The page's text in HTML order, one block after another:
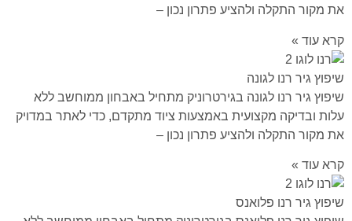
את מקור התקלה ולהציע פתרון נכון –
קרא עוד »
שיפוץ גיר רנו לגונה
שיפוץ גיר רנו לגונה בגירטרוניק מתחיל באבחון ממוחשב ללא
עלות ובדיקה מקצועית באמצעות ציוד מתקדם, כדי לאתר במדויק
את מקור התקלה ולהציע פתרון נכון –
קרא עוד »
שיפוץ גיר רנו פלואנס